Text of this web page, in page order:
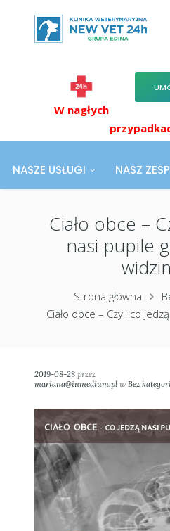
W nagłych
NASZE USŁUGI NASZ
Ciało obce –
nasi pupile
Strona główna
Ciało obce – Czyli co
2019-08-28 przez
mariana@inmedium.pl w Bez